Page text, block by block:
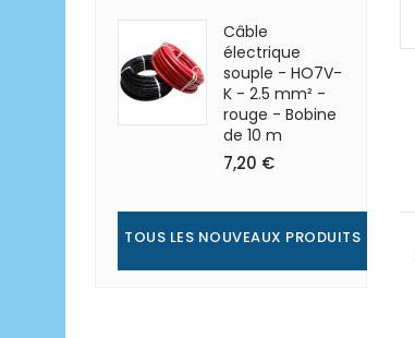
Câble
électrique
souple - HO7V-
K - 2.5 mm² -
rouge - Bobine
de 10 m
7,20 €
TOUS LES NOUVEAUX PRODUITS